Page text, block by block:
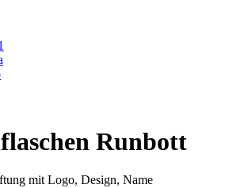
Runbott
mit Logo, Design, Name